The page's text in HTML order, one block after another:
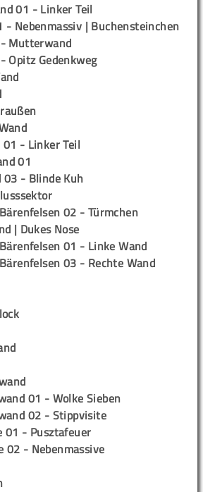
01 - Linker Teil
- Nebenmassiv | Buchensteinchen
Mutterwand
Opitz Gedenkweg
01 - Linker Teil
01
03 - Blinde Kuh
02 - Türmchen
| Dukes Nose
01 - Linke Wand
03 - Rechte Wand
01 - Wolke Sieben
02 - Stippvisite
01 - Pusztafeuer
02 - Nebenmassive